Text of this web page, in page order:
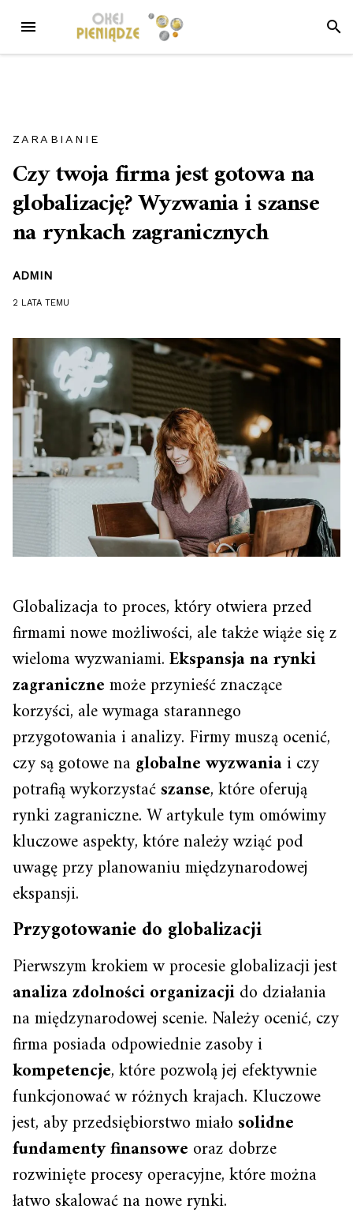
treści
MENU
ZARABIANIE
Czy twoja firma jest gotowa na
globalizację? Wyzwania i szanse
na rynkach zagranicznych
ADMIN
2 LATA TEMU
Globalizacja to proces, który otwiera przed
firmami nowe możliwości, ale także wiąże się z
wieloma wyzwaniami.Ekspansja na rynki
zagranicznemoże przynieść znaczące
korzyści, ale wymaga starannego
przygotowania i analizy. Firmy muszą ocenić,
czy są gotowe naglobalne wyzwaniai czy
potrafią wykorzystaćszanse, które oferują
rynki zagraniczne. W artykule tym omówimy
kluczowe aspekty, które należy wziąć pod
uwagę przy planowaniu międzynarodowej
ekspansji.
Przygotowanie do globalizacji
Pierwszym krokiem w procesie globalizacji jest
analiza zdolności organizacjido działania
na międzynarodowej scenie. Należy ocenić, czy
firma posiada odpowiednie zasoby i
kompetencje, które pozwolą jej efektywnie
funkcjonować w różnych krajach. Kluczowe
jest, aby przedsiębiorstwo miało solidne
fundamenty finansowe oraz dobrze
rozwinięte procesy operacyjne, które można
łatwo skalować na nowe rynki.